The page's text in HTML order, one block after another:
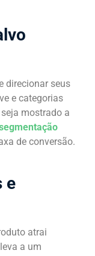
direcionar seus
e categorias
mostrado a
de conversão.
e
atrai
a um